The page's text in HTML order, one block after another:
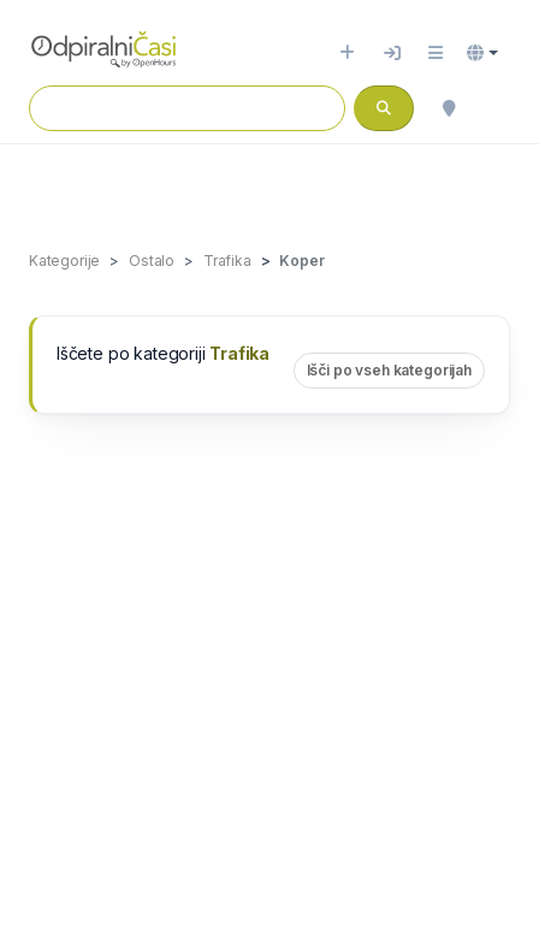
Kategorije Ostalo Trafika Koper
Iščete po kategoriji Trafika
Išči po vseh kategorijah